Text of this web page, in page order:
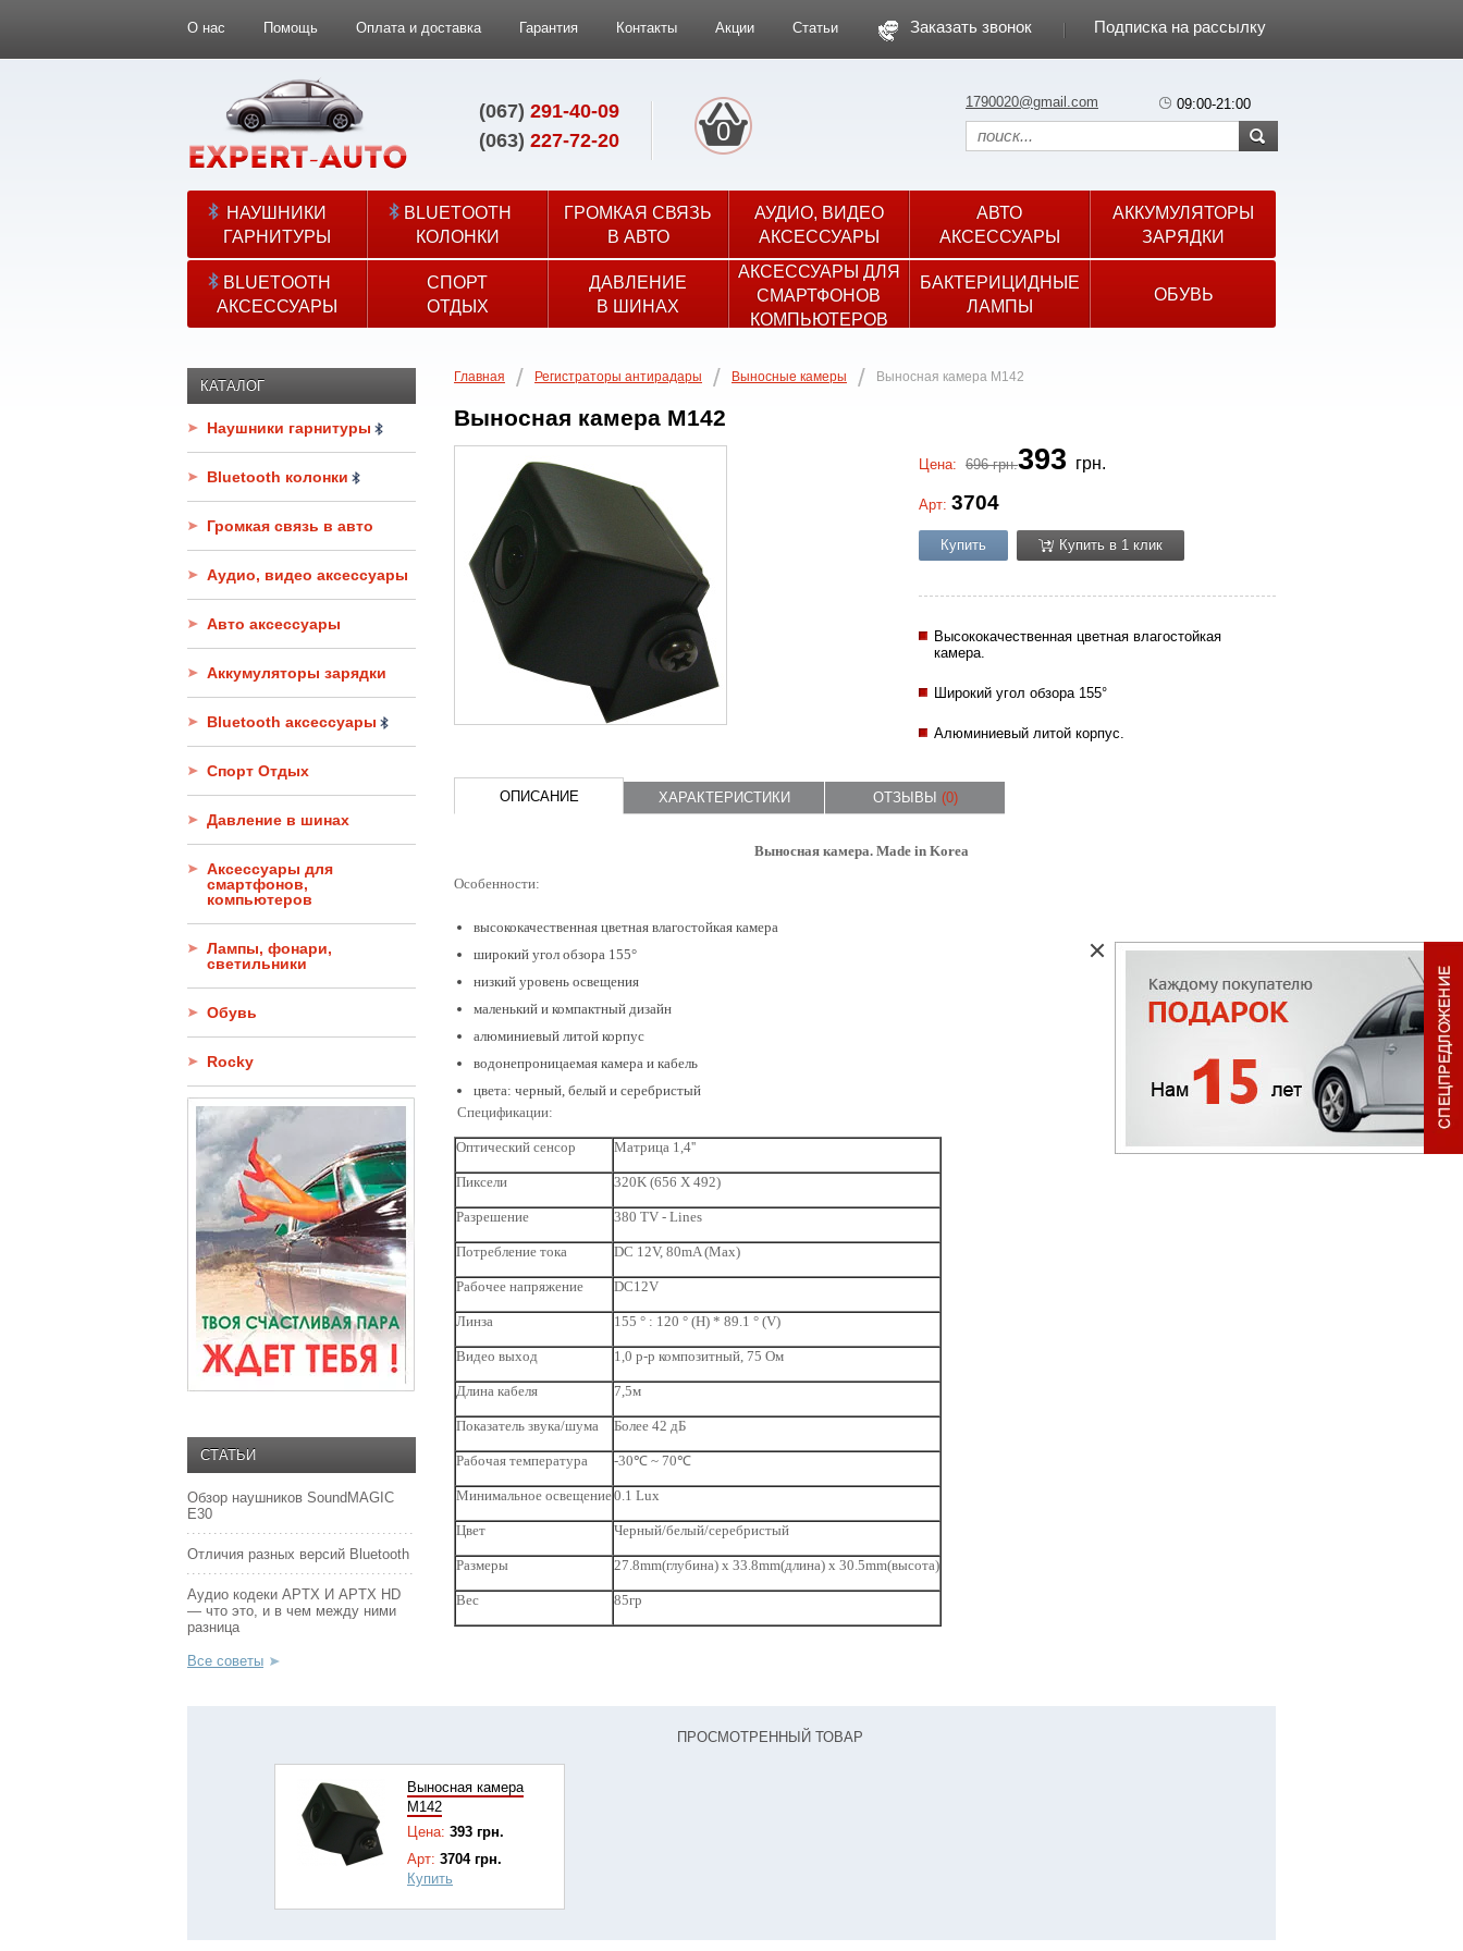
О нас Помощь Оплата и доставка Гарантия Контакты Акции Статьи Заказать звонок Подписка на рассылку
(067) 291-40-09
(063) 227-72-20 0
1790020@gmail.com 09:00-21:00
НАУШНИКИ
ГАРНИТУРЫ
BLUETOOTH
КОЛОНКИ
ГРОМКАЯ СВЯЗЬ
В АВТО
АУДИО, ВИДЕО
АКСЕССУАРЫ
АВТО
АКСЕССУАРЫ
АККУМУЛЯТОРЫ
ЗАРЯДКИ
BLUETOOTH
АКСЕССУАРЫ
СПОРТ
ОТДЫХ
ДАВЛЕНИЕ
В ШИНАХ
АКСЕССУАРЫ ДЛЯ
СМАРТФОНОВ
КОМПЬЮТЕРОВ
БАКТЕРИЦИДНЫЕ
ЛАМПЫ
ОБУВЬ
КАТАЛОГ
Наушники гарнитуры
Bluetooth колонки
Громкая связь в авто
Аудио, видео аксессуары
Авто аксессуары
Аккумуляторы зарядки
Bluetooth аксессуары
Спорт Отдых
Давление в шинах
Аксессуары для
смартфонов,
компьютеров
Лампы, фонари,
светильники
Обувь
Rocky
СТАТЬИ
Обзор наушников SoundMAGIC
E30
Отличия разных версий Bluetooth
Аудио кодеки APTX И APTX HD
— что это, и в чем между ними
разница
Все советы
Главная Регистраторы антирадары Выносные камеры Выносная камера М142
Выносная камера М142
Цена: 696 грн.393 грн.
Арт: 3704
Купить Купить в 1 клик
Высококачественная цветная влагостойкая
камера.
Широкий угол обзора 155°
Алюминиевый литой корпус.
ОПИСАНИЕ ХАРАКТЕРИСТИКИ ОТЗЫВЫ (0)
Выносная камера. Made in Korea
Особенности:
высококачественная цветная влагостойкая камера
широкий угол обзора 155°
низкий уровень освещения
маленький и компактный дизайн
алюминиевый литой корпус
водонепроницаемая камера и кабель
цвета: черный, белый и серебристый
Спецификации:
Оптический сенсор Матрица 1,4''
Пиксели 320K (656 X 492)
Разрешение 380 TV - Lines
Потребление тока DC 12V, 80mA (Max)
Рабочее напряжение DC12V
Линза 155 ° : 120 ° (H) * 89.1 ° (V)
Видео выход 1,0 р-р композитный, 75 Ом
Длина кабеля 7,5м
Показатель звука/шума Более 42 дБ
Рабочая температура -30℃ ~ 70℃
Минимальное освещение0.1 Lux
Цвет Черный/белый/серебристый
Размеры 27.8mm(глубина) x 33.8mm(длина) x 30.5mm(высота)
Вес 85гр
ПРОСМОТРЕННЫЙ ТОВАР
Выносная камера
М142
Цена: 393 грн.
Арт: 3704 грн.
Купить